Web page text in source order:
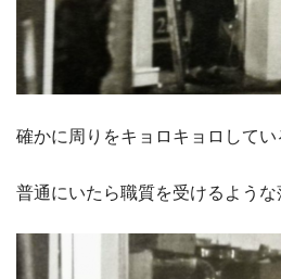
確かに周りをキョロキョロしてい
普通にいたら職質を受けるような